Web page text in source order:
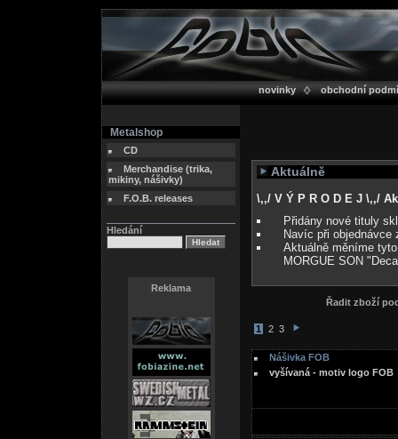
novinky obchodní
Metalshop
CD
Merchandise (trika,
mikiny, nášivky)
F.O.B. releases
Hledání
Reklama
Aktuálně
\,,/ V Ý P R O D E J \,,/
Přidány nové tituly
Navíc při
Aktuálně měníme
MORGUE SON
Řadit zboží
1 2 3
Nášivka FOB
vyšívaná - motiv logo FOB